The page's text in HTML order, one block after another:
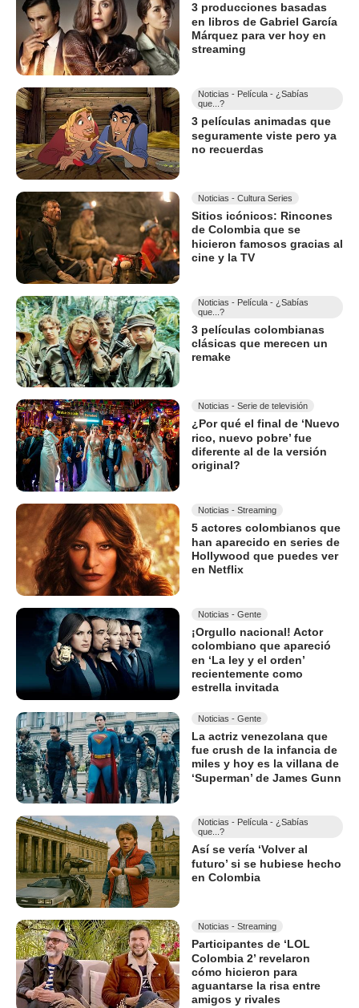
3 producciones basadas
en libros de Gabriel García
Márquez para ver hoy en
streaming
Noticias - Película - ¿Sabías
que...?
3 películas animadas que
seguramente viste pero ya
no recuerdas
Noticias - Cultura Series
Sitios icónicos: Rincones
de Colombia que se
hicieron famosos gracias al
cine y la TV
Noticias - Película - ¿Sabías
que...?
3 películas colombianas
clásicas que merecen un
remake
Noticias - Serie de televisión
¿Por qué el final de ‘Nuevo
rico, nuevo pobre’ fue
diferente al de la versión
original?
Noticias - Streaming
5 actores colombianos que
han aparecido en series de
Hollywood que puedes ver
en Netflix
Noticias - Gente
¡Orgullo nacional! Actor
colombiano que apareció
en ‘La ley y el orden’
recientemente como
estrella invitada
Noticias - Gente
La actriz venezolana que
fue crush de la infancia de
miles y hoy es la villana de
‘Superman’ de James Gunn
Noticias - Película - ¿Sabías
que...?
Así se vería ‘Volver al
futuro’ si se hubiese hecho
en Colombia
Noticias - Streaming
Participantes de ‘LOL
Colombia 2’ revelaron
cómo hicieron para
aguantarse la risa entre
amigos y rivales